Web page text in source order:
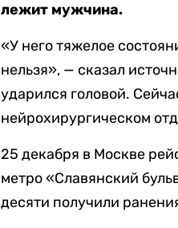
лежит мужчина.
«У него тяжелое
нельзя», — сказал
ударился головой.
нейрохирургическом
25 декабря в Москве
метро «Славянский
десяти получили